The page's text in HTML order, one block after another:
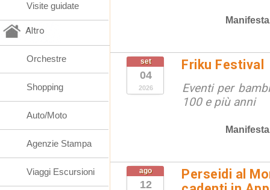
set
04
2026
Friku Festival
Eventi per
100 e più anni
ago
12
Perseidi al
Visite guidate
Altro
Orchestre
Shopping
Auto/Moto
Agenzie Stampa
Viaggi Escursioni